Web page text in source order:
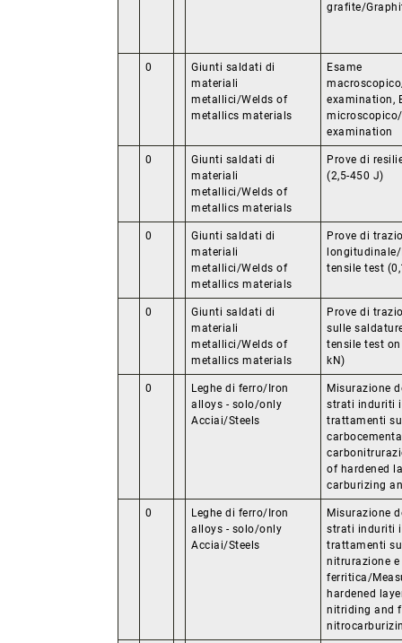
grafite/
0
Giunti saldati di
materiali
metallici/Welds of
metallics materials
Esame
examination,
examination
0
Giunti saldati di
materiali
metallici/Welds of
metallics materials
Prove di
(2,5-450 J)
0
Giunti saldati di
materiali
metallici/Welds of
metallics materials
Prove di
tensile test
0
Giunti saldati di
materiali
metallici/Welds of
metallics materials
Prove di
sulle
tensile test
kN)
0
Leghe di ferro/Iron
alloys - solo/only
Acciai/Steels
Misurazione
strati induriti
trattamenti
of hardened
carburizing
0
Leghe di ferro/Iron
alloys - solo/only
Acciai/Steels
Misurazione
strati induriti
trattamenti
nitrurazione
ferritica/
hardened
nitriding and